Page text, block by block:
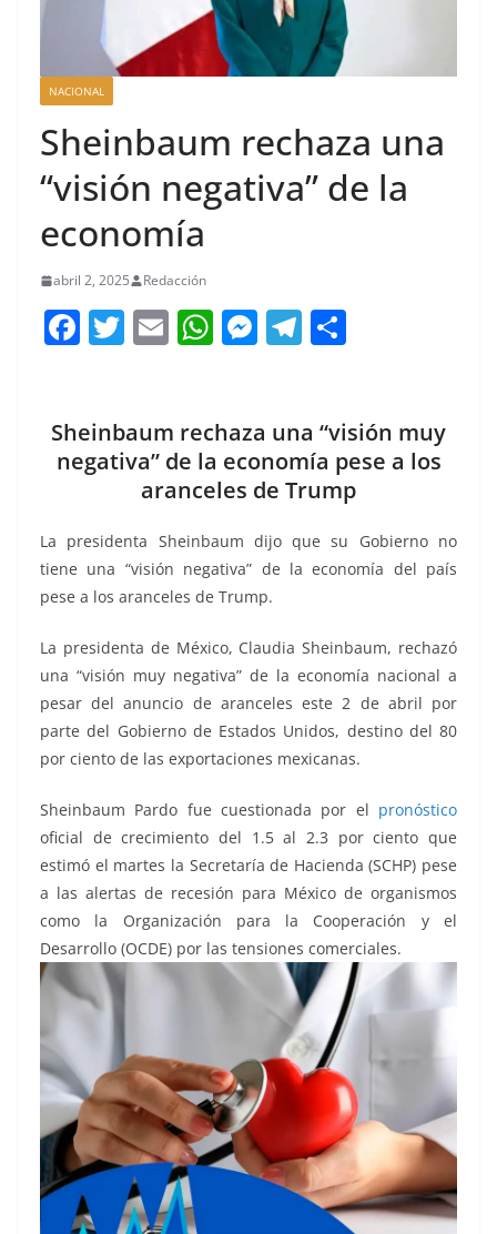
NACIONAL
Sheinbaum rechaza una
“visión negativa” de la
economía
abril 2, 2025 Redacción
F
e
b
o
k
T
er
E
l
W
s
A
p
p
M
e
n
g
er
T
gr
a
m
p
ar
tir
Sheinbaum rechaza una “visión muy
negativa” de la economía pese a los
aranceles de Trump
La presidenta Sheinbaum dijo que su Gobierno no
tiene una “visión negativa” de la economía del país
pese a los aranceles de Trump.
La presidenta de México, Claudia Sheinbaum, rechazó
una “visión muy negativa” de la economía nacional a
pesar del anuncio de aranceles este 2 de abril por
parte del Gobierno de Estados Unidos, destino del 80
por ciento de las exportaciones mexicanas.
Sheinbaum Pardo fue cuestionada por el pronóstico
oficial de crecimiento del 1.5 al 2.3 por ciento que
estimó el martes la Secretaría de Hacienda (SCHP) pese
a las alertas de recesión para México de organismos
como la Organización para la Cooperación y el
Desarrollo (OCDE) por las tensiones comerciales.